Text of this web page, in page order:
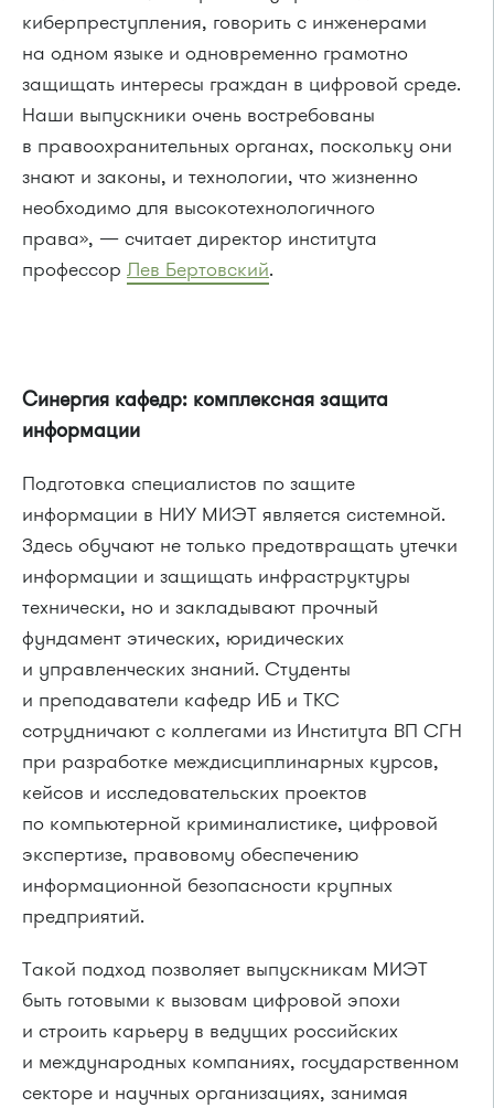
киберпреступления, говорить с инженерами
на одном языке и одновременно грамотно
защищать интересы граждан в цифровой среде.
Наши выпускники очень востребованы
в правоохранительных органах, поскольку они
знают и законы, и технологии, что жизненно
необходимо для высокотехнологичного
права», — считает директор института
профессор Лев Бертовский.
Синергия кафедр: комплексная защита
информации
Подготовка специалистов по защите
информации в НИУ МИЭТ является системной.
Здесь обучают не только предотвращать утечки
информации и защищать инфраструктуры
технически, но и закладывают прочный
фундамент этических, юридических
и управленческих знаний. Студенты
и преподаватели кафедр ИБ и ТКС
сотрудничают с коллегами из Института ВП СГН
при разработке междисциплинарных курсов,
кейсов и исследовательских проектов
по компьютерной криминалистике, цифровой
экспертизе, правовому обеспечению
информационной безопасности крупных
предприятий.
Такой подход позволяет выпускникам МИЭТ
быть готовыми к вызовам цифровой эпохи
и строить карьеру в ведущих российских
и международных компаниях, государственном
секторе и научных организациях, занимая